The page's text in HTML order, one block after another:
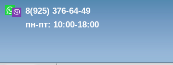
8(925) 376-64-49
пн-пт: 10:00-18:00